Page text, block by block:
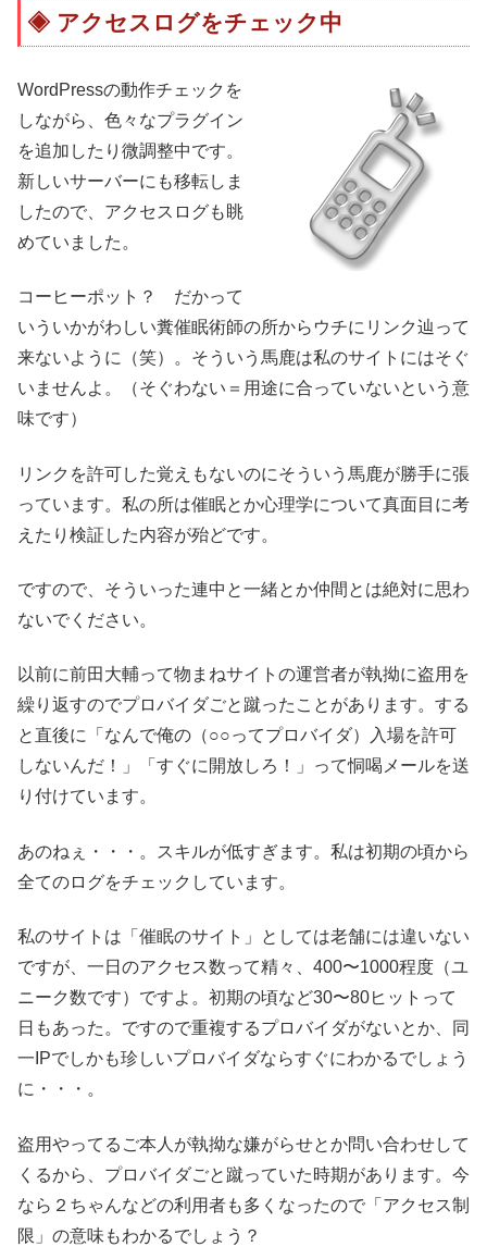
アクセスログをチェック中
WordPressの動作チェックを
しながら、色々なプラグイン
を追加したり微調整中です。
新しいサーバーにも移転しま
したので、アクセスログも眺
めていました。
コーヒーポット？ だかって
いういかがわしい糞催眠術師の所からウチにリンク辿って
来ないように（笑）。そういう馬鹿は私のサイトにはそぐ
いませんよ。（そぐわない＝用途に合っていないという意
味です）
リンクを許可した覚えもないのにそういう馬鹿が勝手に張
っています。私の所は催眠とか心理学について真面目に考
えたり検証した内容が殆どです。
ですので、そういった連中と一緒とか仲間とは絶対に思わ
ないでください。
以前に前田大輔って物まねサイトの運営者が執拗に盗用を
繰り返すのでプロバイダごと蹴ったことがあります。する
と直後に「なんで俺の（○○ってプロバイダ）入場を許可
しないんだ！」「すぐに開放しろ！」って恫喝メールを送
り付けています。
あのねぇ・・・。スキルが低すぎます。私は初期の頃から
全てのログをチェックしています。
私のサイトは「催眠のサイト」としては老舗には違いない
ですが、一日のアクセス数って精々、400〜1000程度（ユ
ニーク数です）ですよ。初期の頃など30〜80ヒットって
日もあった。ですので重複するプロバイダがないとか、同
一IPでしかも珍しいプロバイダならすぐにわかるでしょう
に・・・。
盗用やってるご本人が執拗な嫌がらせとか問い合わせして
くるから、プロバイダごと蹴っていた時期があります。今
なら２ちゃんなどの利用者も多くなったので「アクセス制
限」の意味もわかるでしょう？